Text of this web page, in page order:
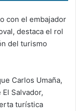
con el embajador
destaca el rol
del turismo
Carlos Umaña,
Salvador,
turística